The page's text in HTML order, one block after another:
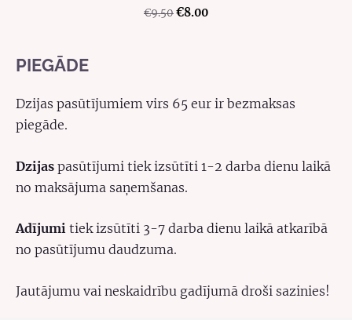
PIEGĀDE
Dzijas pasūtījumiem virs 65 eur ir bezmaksas
piegāde.
Dzijas pasūtījumi tiek izsūtīti 1-2 darba dienu laikā
no maksājuma saņemšanas.
Adījumi tiek izsūtīti 3-7 darba dienu laikā atkarībā
no pasūtījumu daudzuma.
Jautājumu vai neskaidrību gadījumā droši sazinies!
€9.50€8.00